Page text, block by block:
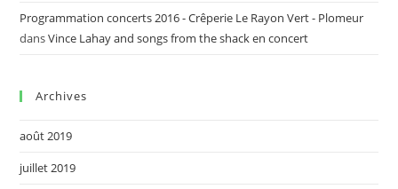
Programmation concerts 2016 - Crêperie Le Rayon Vert - Plomeur
dansVince Lahay and songs from the shack en concert
Archives
août 2019
juillet 2019